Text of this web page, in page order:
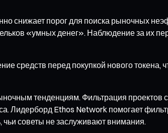
снижает порог для поиска рыночных
«умных денег». Наблюдение за их
средств перед покупкой нового токена,
тенденциям. Фильтрация проектов
Лидерборд Ethos Network помогает
советы не заслуживают внимания.